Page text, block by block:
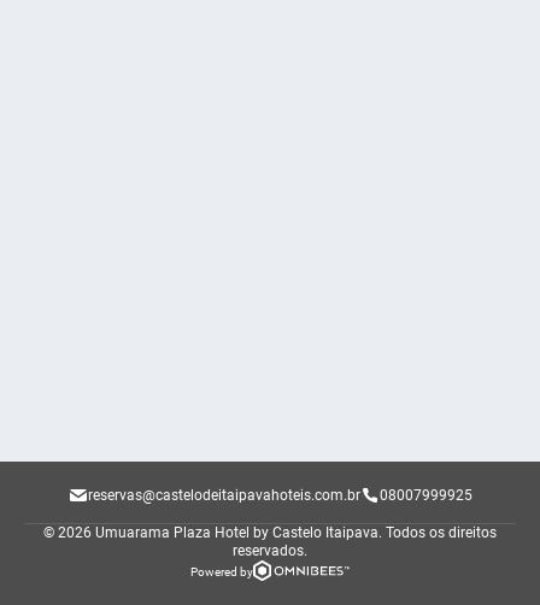
reservas@castelodeitaipavahoteis.com.br 08007999925
© 2026 Umuarama Plaza Hotel by Castelo Itaipava. Todos os direitos
reservados.
Powered by